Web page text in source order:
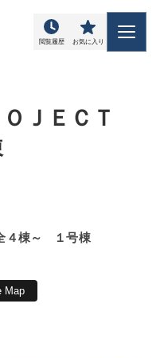
閲覧履歴 お気に入り
ＯＪＥＣＴ
４棟～ １号棟
Map